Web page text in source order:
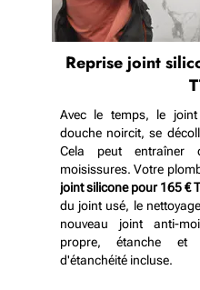
Reprise joint
Avec le temps, le
douche noircit, se
Cela peut entraîner
moisissures. Votre
joint silicone pour 165 €
du joint usé, le
nouveau joint anti-
propre, étanche et
d'étanchéité incluse.